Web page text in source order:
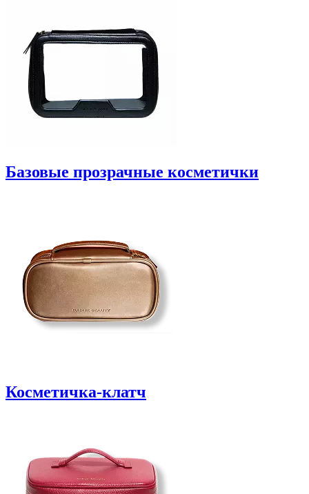
Базовые прозрачные косметички
Косметичка-клатч